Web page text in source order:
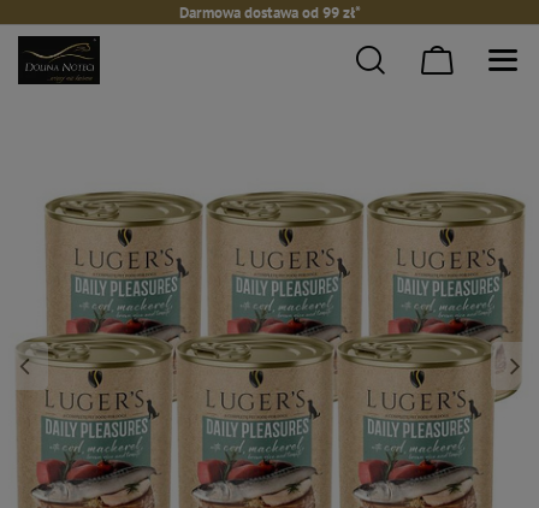
Darmowa dostawa od 99 zł*